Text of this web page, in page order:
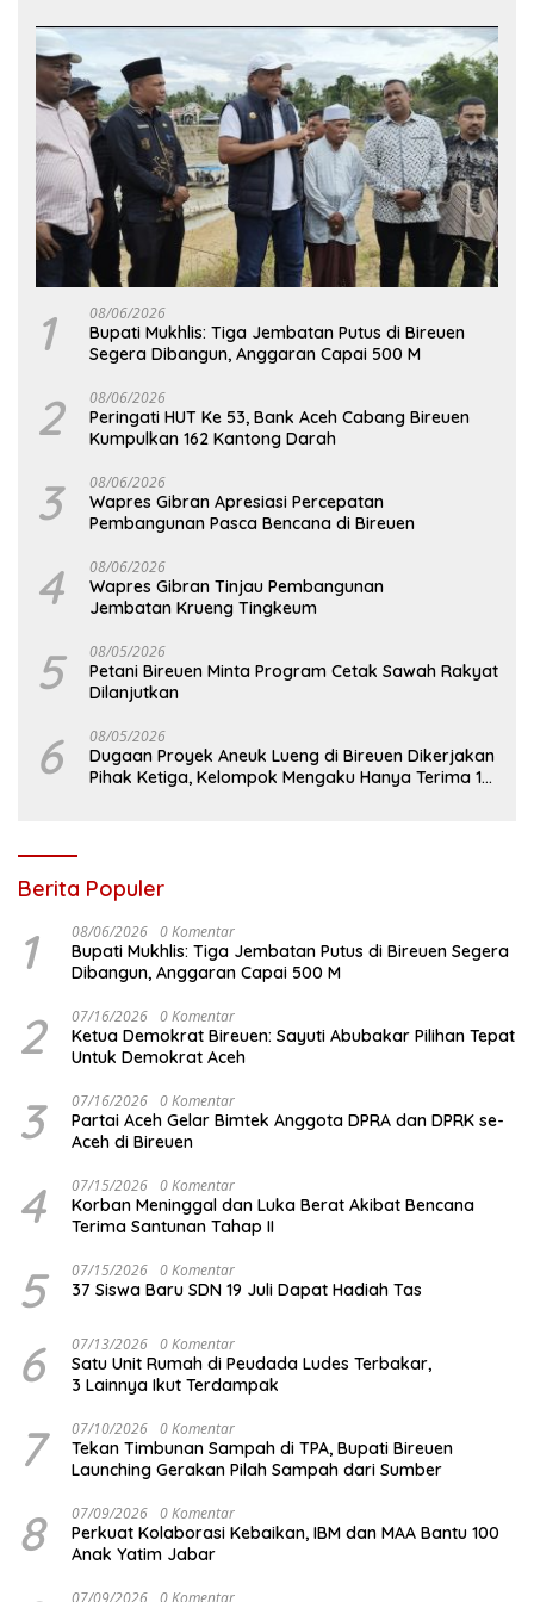
1 08/06/2026
Bupati Mukhlis: Tiga Jembatan Putus di Bireuen
Segera Dibangun, Anggaran Capai 500 M
2 08/06/2026
Peringati HUT Ke 53, Bank Aceh Cabang Bireuen
Kumpulkan 162 Kantong Darah
3 08/06/2026
Wapres Gibran Apresiasi Percepatan
Pembangunan Pasca Bencana di Bireuen
4 08/06/2026
Wapres Gibran Tinjau Pembangunan
Jembatan Krueng Tingkeum
5 08/05/2026
Petani Bireuen Minta Program Cetak Sawah Rakyat
Dilanjutkan
6 08/05/2026
Dugaan Proyek Aneuk Lueng di Bireuen Dikerjakan
Pihak Ketiga, Kelompok Mengaku Hanya Terima 10
Berita Populer
1 08/06/2026 0 Komentar
Bupati Mukhlis: Tiga Jembatan Putus di Bireuen Segera
Dibangun, Anggaran Capai 500 M
2 07/16/2026 0 Komentar
Ketua Demokrat Bireuen: Sayuti Abubakar Pilihan Tepat
Untuk Demokrat Aceh
3 07/16/2026 0 Komentar
Partai Aceh Gelar Bimtek Anggota DPRA dan DPRK se-
Aceh di Bireuen
4 07/15/2026 0 Komentar
Korban Meninggal dan Luka Berat Akibat Bencana
Terima Santunan Tahap II
5 07/15/2026 0 Komentar
37 Siswa Baru SDN 19 Juli Dapat Hadiah Tas
6 07/13/2026 0 Komentar
Satu Unit Rumah di Peudada Ludes Terbakar,
3 Lainnya Ikut Terdampak
7 07/10/2026 0 Komentar
Tekan Timbunan Sampah di TPA, Bupati Bireuen
Launching Gerakan Pilah Sampah dari Sumber
8 07/09/2026 0 Komentar
Perkuat Kolaborasi Kebaikan, IBM dan MAA Bantu 100
Anak Yatim Jabar
07/09/2026 0 Komentar